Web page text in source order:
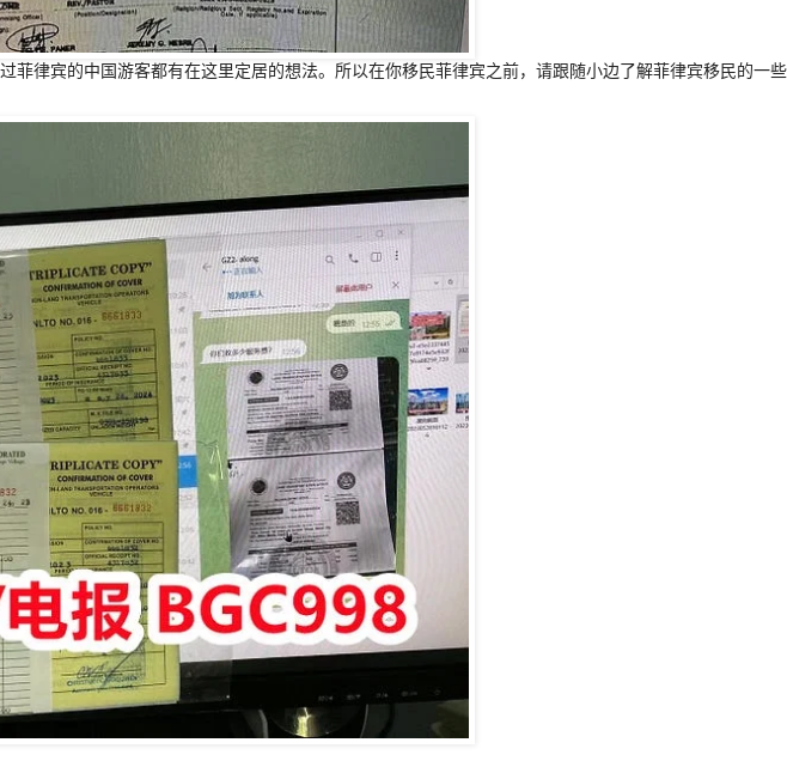
菲律宾的中国游客都有在这里定居的想法。所以在你移民菲律宾之前，请跟随小边了解菲律宾移民的一